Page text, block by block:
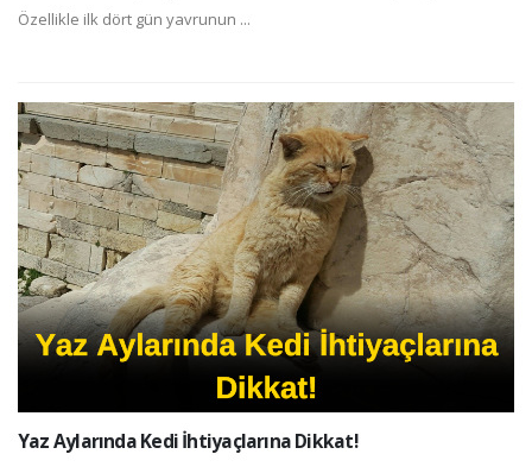
Özellikle ilk dört gün yavrunun ...
Yaz Aylarında Kedi İhtiyaçlarına Dikkat!